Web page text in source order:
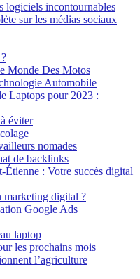
logiciels incontournables
sur les médias sociaux
Monde Des Motos
Automobile
Laptops pour 2023 :
éviter
nomades
de backlinks
Étienne : Votre succès digital
marketing digital ?
Google Ads
laptop
les prochains mois
l’agriculture